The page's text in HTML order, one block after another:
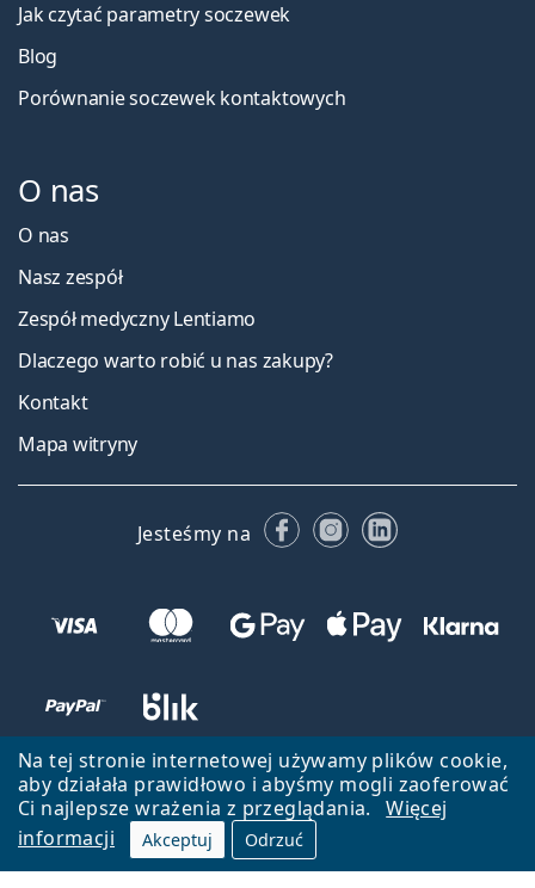
Na tej stronie internetowej używamy plików cookie,
aby działała prawidłowo i abyśmy mogli zaoferować
Ci najlepsze wrażenia z przeglądania.
Więcej
informacji
Akceptuj Odrzuć
Jak czytać parametry soczewek
Blog
Porównanie soczewek kontaktowych
O nas
O nas
Nasz zespół
Zespół medyczny Lentiamo
Dlaczego warto robić u nas zakupy?
Kontakt
Mapa witryny
Jesteśmy na FacebookuInstagramie
LinkedIn
Wróć do strony głównej